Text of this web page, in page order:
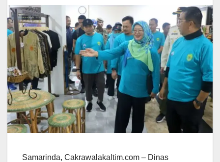
Samarinda, Cakrawalakaltim.com – Dinas